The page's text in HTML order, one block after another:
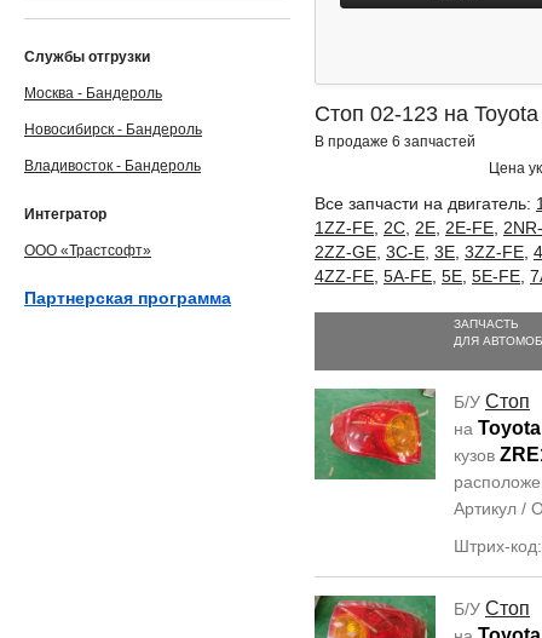
Стоп 02-123 на
В продаже 6 запчастей
Цена
Все запчасти на двигатель:
1ZZ-FE 2C 2E 2E-FE
2ZZ-GE 3C-E 3E 3ZZ-FE
4ZZ-FE 5A-FE 5E 5E-FE
ЗАПЧАСТЬ
ДЛЯ
Б/У Стоп
на
кузов
Артикул /
Штрих-
Б/У Стоп
Службы отгрузки
Москва - Бандероль
Новосибирск - Бандероль
Владивосток - Бандероль
Интегратор
ООО «Трастсофт»
Партнерская программа